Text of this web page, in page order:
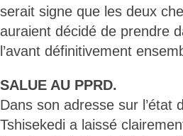
serait signe que les deux
auraient décidé de prendre
l’avant définitivement
SALUE AU PPRD.
Dans son adresse sur l’état
Tshisekedi a laissé